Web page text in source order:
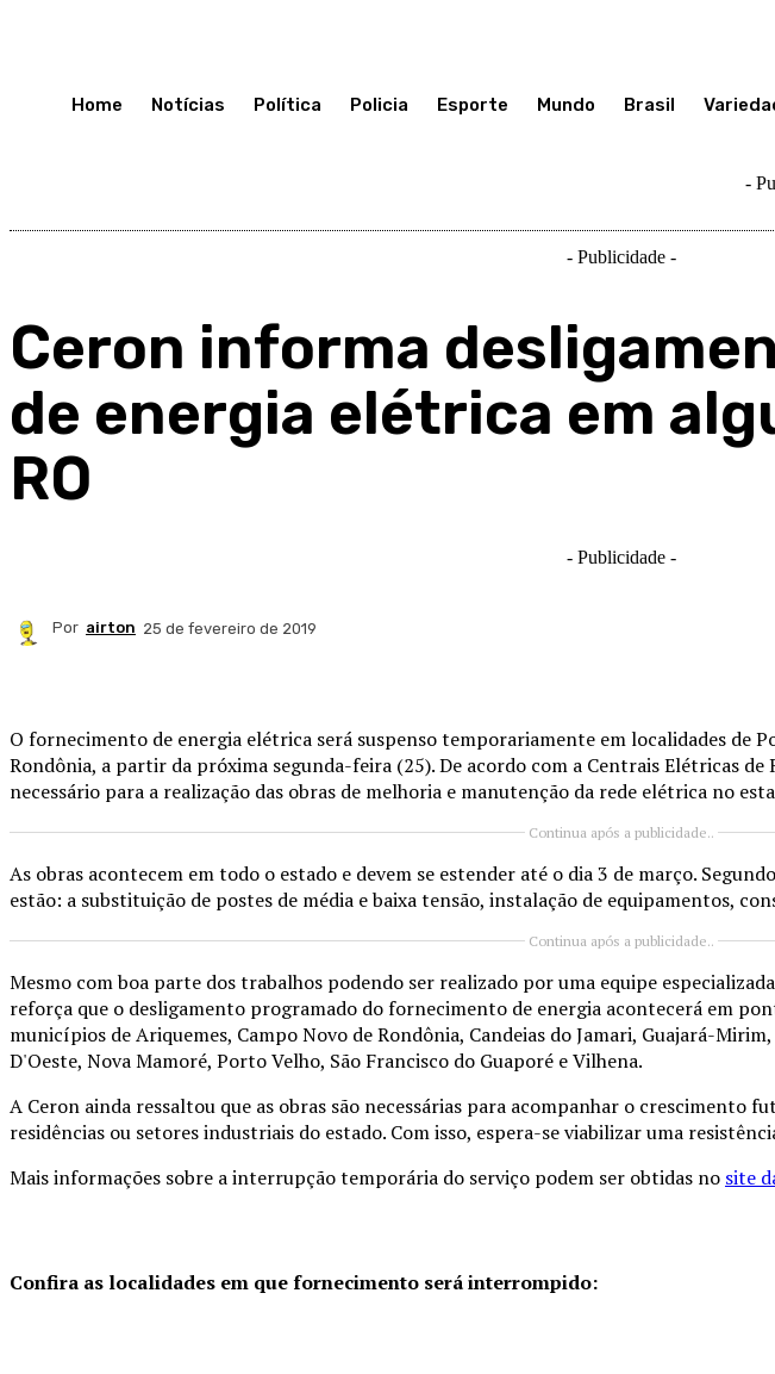
Home Notícias Política Policia Esporte Mundo Brasil
-
- Publicidade -
Ceron informa
de energia elétrica em
RO
- Publicidade -
Por airton 25 de fevereiro de 2019
O fornecimento de energia elétrica será suspenso temporariamente em localidades de
Rondônia, a partir da próxima segunda-feira (25). De acordo com a Centrais Elétricas
necessário para a realização das obras de melhoria e manutenção da rede elétrica no
Continua após a publicidade..
As obras acontecem em todo o estado e devem se estender até o dia 3 de março.
estão: a substituição de postes de média e baixa tensão, instalação de equipamentos,
Continua após a publicidade..
Mesmo com boa parte dos trabalhos podendo ser realizado por uma equipe
reforça que o desligamento programado do fornecimento de energia acontecerá em
municípios de Ariquemes, Campo Novo de Rondônia, Candeias do Jamari, Guajará-
D'Oeste, Nova Mamoré, Porto Velho, São Francisco do Guaporé e Vilhena.
A Ceron ainda ressaltou que as obras são necessárias para acompanhar o crescimento
residências ou setores industriais do estado. Com isso, espera-se viabilizar uma
Mais informações sobre a interrupção temporária do serviço podem ser obtidas no site
Confira as localidades em que fornecimento será interrompido: